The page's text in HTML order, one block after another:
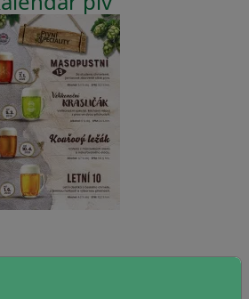
likér